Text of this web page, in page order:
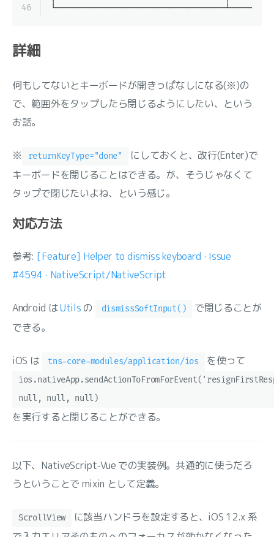
46
詳細
何もしてないとキーボードが開きっぱなしになる(※)の
で、範囲外をタップしたら閉じるようにしたい、という
お話。
※ returnKeyType="done"
にしておくと、改行(Enter)で
キーボードを閉じることはできる。が、そうじゃなくて
タップで閉じたいよね、という感じ。
対応方法
参考: [Feature] Helper to dismiss keyboard · Issue
#4594 · NativeScript/NativeScript
Android はUtils の dismissSoftInput()
で閉じることが
できる。
iOS は tns-core-modules/application/ios を使って
null, null, null)
を実行すると閉じることができる。
以下、NativeScript-Vue での実装例。共通的に使うだろ
うということで mixin として定義。
ScrollView
に該当ハンドラを設定すると、iOS 12.x 系